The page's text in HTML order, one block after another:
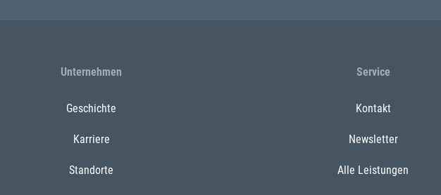
Unternehmen
Geschichte
Karriere
Standorte
Service
Kontakt
Newsletter
Alle Leistungen